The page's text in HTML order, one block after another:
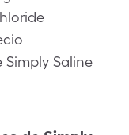
Saline